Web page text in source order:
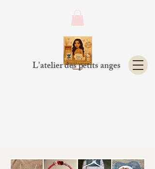
L'atelier des petits anges
DELAI DE